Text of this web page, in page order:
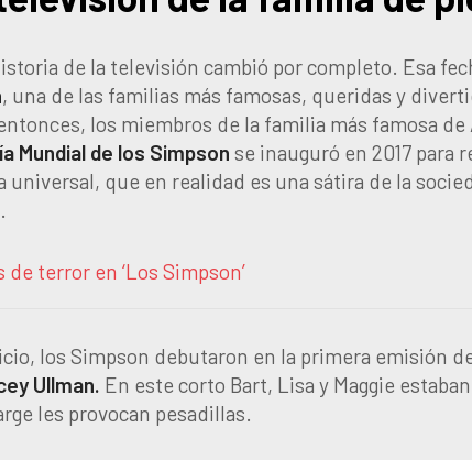
de la televisión cambió por completo. Esa
, una de las familias más famosas, queridas y
los miembros de la familia más famosa de
Mundial de los Simpson se inauguró en 2017 para
que en realidad es una sátira de la
de terror en ‘Los Simpson’
los Simpson debutaron en la primera emisión
Ullman. En este corto Bart, Lisa y Maggie
les provocan pesadillas.